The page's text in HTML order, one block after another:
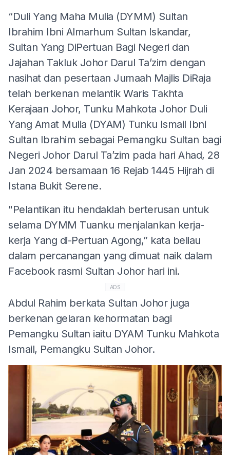
“Duli Yang Maha Mulia (DYMM) Sultan
Ibrahim Ibni Almarhum Sultan Iskandar,
Sultan Yang DiPertuan Bagi Negeri dan
Jajahan Takluk Johor Darul Ta’zim dengan
nasihat dan pesertaan Jumaah Majlis DiRaja
telah berkenan melantik Waris Takhta
Kerajaan Johor, Tunku Mahkota Johor Duli
Yang Amat Mulia (DYAM) Tunku Ismail Ibni
Sultan Ibrahim sebagai Pemangku Sultan bagi
Negeri Johor Darul Ta’zim pada hari Ahad, 28
Jan 2024 bersamaan 16 Rejab 1445 Hijrah di
Istana Bukit Serene.
"Pelantikan itu hendaklah berterusan untuk
selama DYMM Tuanku menjalankan kerja-
kerja Yang di-Pertuan Agong,” kata beliau
dalam percanangan yang dimuat naik dalam
Facebook rasmi Sultan Johor hari ini.
ADS
Abdul Rahim berkata Sultan Johor juga
berkenan gelaran kehormatan bagi
Pemangku Sultan iaitu DYAM Tunku Mahkota
Ismail, Pemangku Sultan Johor.